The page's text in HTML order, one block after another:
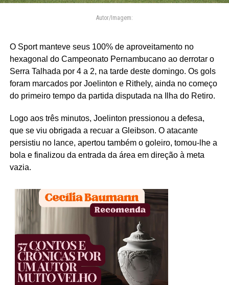
Autor/Imagem:
O Sport manteve seus 100% de aproveitamento no
hexagonal do Campeonato Pernambucano ao derrotar o
Serra Talhada por 4 a 2, na tarde deste domingo. Os gols
foram marcados por Joelinton e Rithely, ainda no começo
do primeiro tempo da partida disputada na Ilha do Retiro.
Logo aos três minutos, Joelinton pressionou a defesa,
que se viu obrigada a recuar a Gleibson. O atacante
persistiu no lance, apertou também o goleiro, tomou-lhe a
bola e finalizou da entrada da área em direção à meta
vazia.